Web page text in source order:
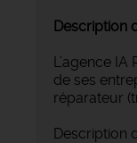
Description
L’agence
de ses
réparateur
Description